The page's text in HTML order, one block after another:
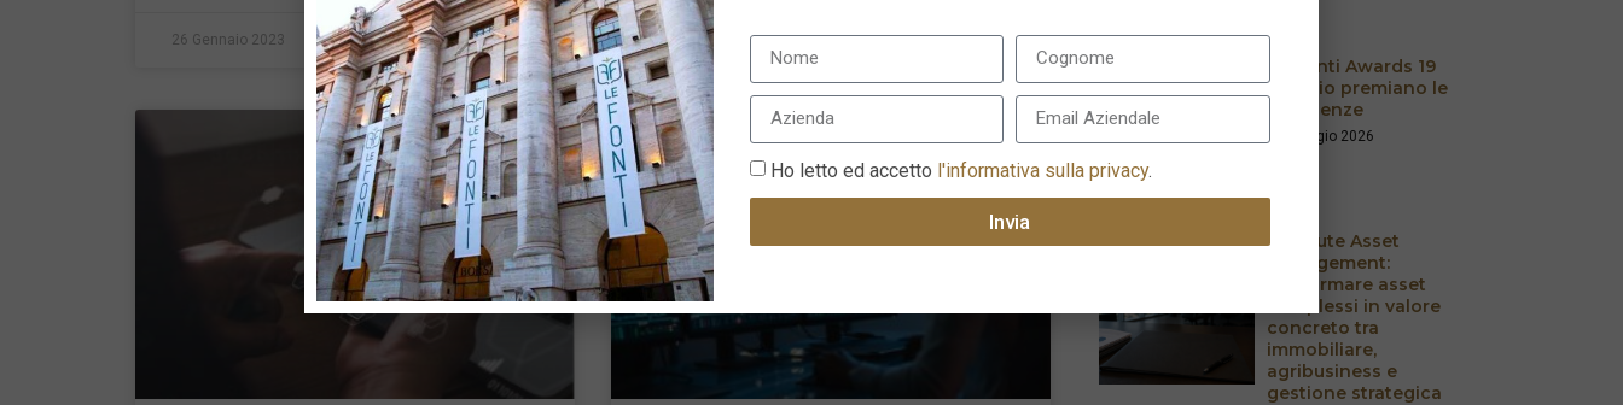
26 Gennaio 2023 10 Gennaio 2023
Le Fonti Awards 19
maggio premiano le
Eccellenze
20 Maggio 2026
Resolute Asset
Management:
trasformare asset
complessi in valore
concreto tra
immobiliare,
agribusiness e
gestione strategica
Ho letto ed accetto l'informativa sulla privacy.
Invia